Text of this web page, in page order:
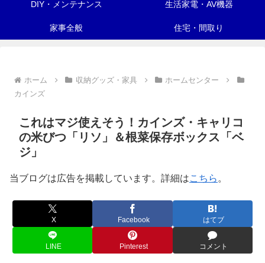
DIY・メンテナンス 生活家電・AV機器
家事全般 住宅・間取り
ホーム 収納グッズ・家具
ホームセンター
カインズ
これはマジ使えそう！カインズ・キャリコ
の米びつ「リソ」＆根菜保存ボックス「ベ
ジ」
当ブログは広告を掲載しています。詳細はこちら 。
X Facebook はてブ
LINE Pinterest コメント